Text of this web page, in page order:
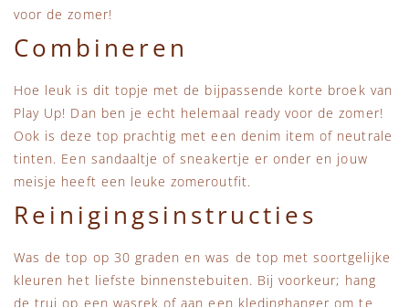
voor de zomer!
Combineren
Hoe leuk is dit topje met de bijpassende korte broek van
Play Up! Dan ben je echt helemaal ready voor de zomer!
Ook is deze top prachtig met een denim item of neutrale
tinten. Een sandaaltje of sneakertje er onder en jouw
meisje heeft een leuke zomeroutfit.
Reinigingsinstructies
Was de top op 30 graden en was de top met soortgelijke
kleuren het liefste binnenstebuiten. Bij voorkeur; hang
de trui op een wasrek of aan een kledinghanger om te